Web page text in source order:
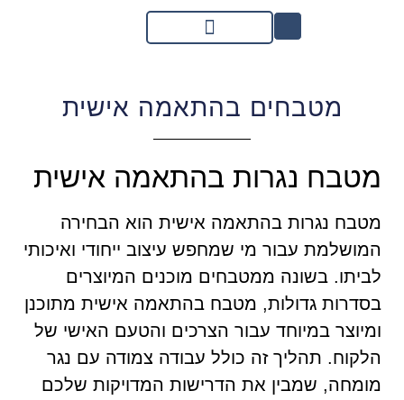
מטבחים בהתאמה אישית
מטבח נגרות בהתאמה אישית
מטבח נגרות בהתאמה אישית הוא הבחירה
המושלמת עבור מי שמחפש עיצוב ייחודי ואיכותי
לביתו. בשונה ממטבחים מוכנים המיוצרים
בסדרות גדולות, מטבח בהתאמה אישית מתוכנן
ומיוצר במיוחד עבור הצרכים והטעם האישי של
הלקוח. תהליך זה כולל עבודה צמודה עם נגר
מומחה, שמבין את הדרישות המדויקות שלכם